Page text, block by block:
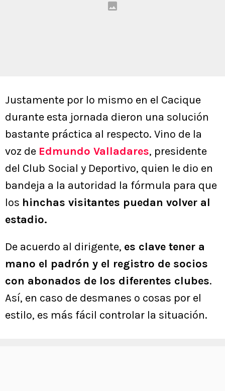
Justamente por lo mismo en el Cacique
durante esta jornada dieron una solución
bastante práctica al respecto. Vino de la
voz de Edmundo Valladares, presidente
del Club Social y Deportivo, quien le dio en
bandeja a la autoridad la fórmula para que
los hinchas visitantes puedan volver al
estadio.
De acuerdo al dirigente, es clave tener a
mano el padrón y el registro de socios
con abonados de los diferentes clubes.
Así, en caso de desmanes o cosas por el
estilo, es más fácil controlar la situación.